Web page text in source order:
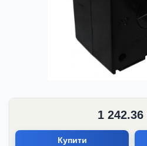
1 242.36
Купити